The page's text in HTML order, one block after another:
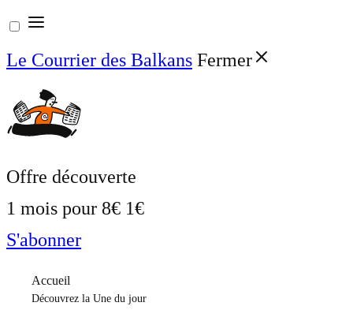
Aller
au
contenu
Le Courrier des Balkans Fermer
Offre découverte
1 mois pour 8€ 1€
S'abonner
Accueil
Découvrez la Une du jour